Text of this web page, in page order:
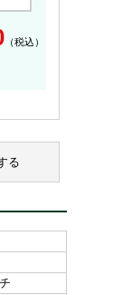
（税込）
る